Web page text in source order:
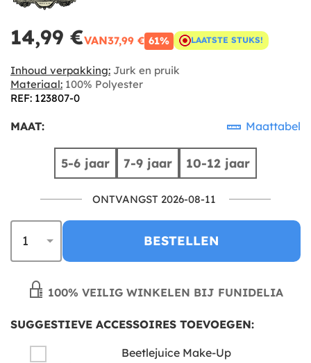
14,99 €VAN37,99 € 61% LAATSTE STUKS!
Inhoud verpakking: Jurk en pruik
Materiaal: 100% Polyester
REF: 123807-0
MAAT: Maattabel
5-6 jaar 7-9 jaar 10-12 jaar
ONTVANGST 2026-08-11
BESTELLEN
100% VEILIG WINKELEN BIJ FUNIDELIA
SUGGESTIEVE ACCESSOIRES TOEVOEGEN:
Beetlejuice Make-Up